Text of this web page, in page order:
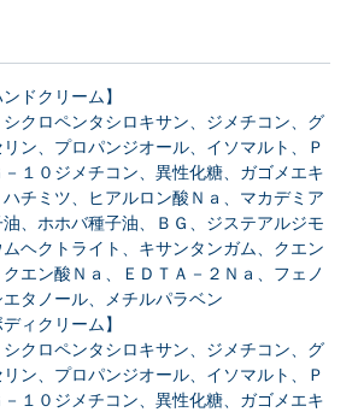
ンドクリーム】
シクロペンタシロキサン、ジメチコン、グ
リン、プロパンジオール、イソマルト、Ｐ
－１０ジメチコン、異性化糖、ガゴメエキ
ハチミツ、ヒアルロン酸Ｎａ、マカデミア
油、ホホバ種子油、ＢＧ、ジステアルジモ
ムヘクトライト、キサンタンガム、クエン
クエン酸Ｎａ、ＥＤＴＡ－２Ｎａ、フェノ
エタノール、メチルパラベン
ディクリーム】
シクロペンタシロキサン、ジメチコン、グ
リン、プロパンジオール、イソマルト、Ｐ
－１０ジメチコン、異性化糖、ガゴメエキ